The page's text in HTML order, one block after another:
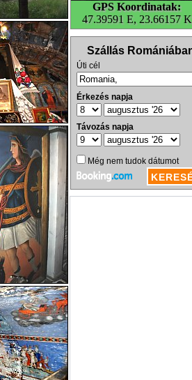
GPS Koordinatak:
47.39591 E, 23.66157 K